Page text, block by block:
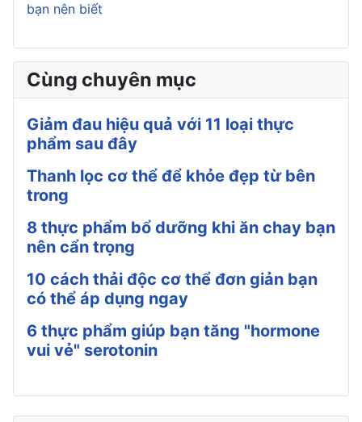
bạn nên biết
Cùng chuyên mục
Giảm đau hiệu quả với 11 loại thực
phẩm sau đây
Thanh lọc cơ thể để khỏe đẹp từ bên
trong
8 thực phẩm bổ dưỡng khi ăn chay bạn
nên cẩn trọng
10 cách thải độc cơ thể đơn giản bạn
có thể áp dụng ngay
6 thực phẩm giúp bạn tăng "hormone
vui vẻ" serotonin